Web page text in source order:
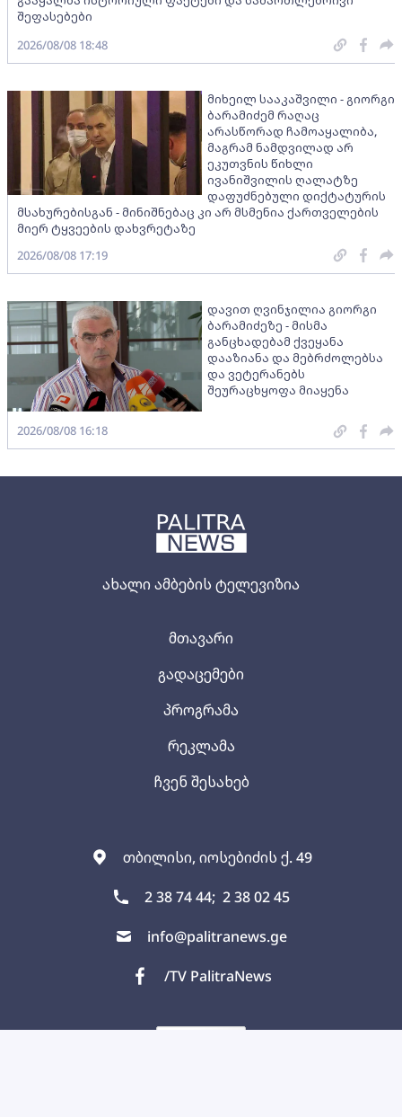
ახალი ამბების ტელევიზია
თბილისი, იოსებიძის ქ. 49
2 38 74 44; 2 38 02 45
info@palitranews.ge
/TV PalitraNews
მთავარი
გადაცემები
პროგრამა
რეკლამა
ჩვენ შესახებ
შეფასებები
2026/08/08 18:48
მიხეილ სააკაშვილი - გიორგი
ბარამიძემ რაღაც
არასწორად ჩამოაყალიბა,
მაგრამ ნამდვილად არ
ეკუთვნის წიხლი
ივანიშვილის ღალატზე
დაფუძნებული დიქტატურის
მსახურებისგან - მინიშნებაც კი არ მსმენია ქართველების
მიერ ტყვეების დახვრეტაზე
2026/08/08 17:19
დავით ღვინჯილია გიორგი
ბარამიძეზე - მისმა
განცხადებამ ქვეყანა
დააზიანა და მებრძოლებსა
და ვეტერანებს
შეურაცხყოფა მიაყენა
2026/08/08 16:18